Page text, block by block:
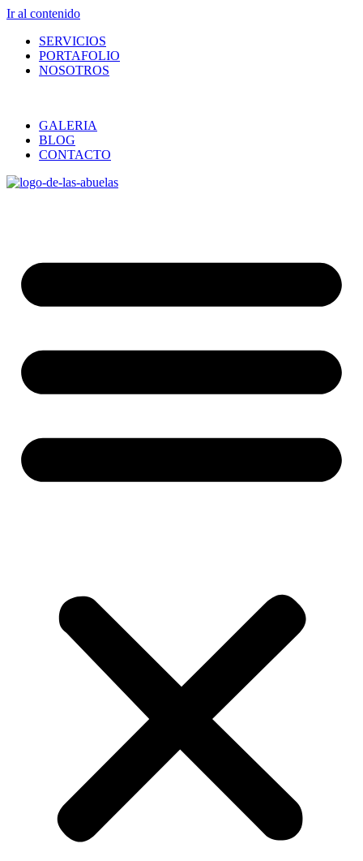
Ir al contenido
SERVICIOS
PORTAFOLIO
NOSOTROS
GALERIA
BLOG
CONTACTO